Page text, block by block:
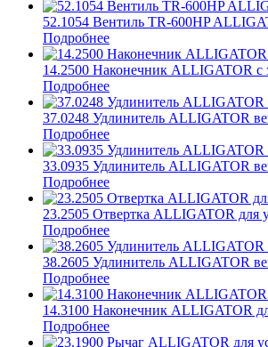
52.1054 Вентиль TR-600HP
Подробнее
14.2500 Наконечник ALLIGATOR
Подробнее
37.0248 Удлинитель ALLIGATOR
Подробнее
33.0935 Удлинитель ALLIGATOR
Подробнее
23.2505 Отвертка ALLIGATOR
Подробнее
38.2605 Удлинитель ALLIGATOR
Подробнее
14.3100 Наконечник ALLIGATOR
Подробнее